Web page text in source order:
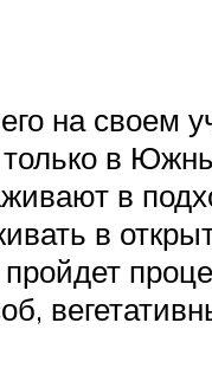
на своем
в
в
в